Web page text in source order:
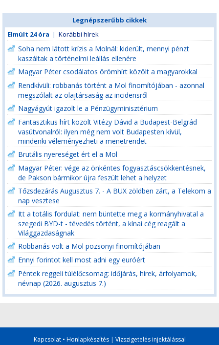
Legnépszerűbb cikkek
Elmúlt 24 óra | Korábbi hírek
Soha nem látott krízis a Molnál: kiderült, mennyi pénzt
kaszáltak a történelmi leállás ellenére
Magyar Péter csodálatos örömhírt közölt a magyarokkal
Rendkívüli: robbanás történt a Mol finomítójában - azonnal
megszólalt az olajtársaság az incidensről
Nagyágyút igazolt le a Pénzügyminisztérium
Fantasztikus hírt közölt Vitézy Dávid a Budapest-Belgrád
vasútvonalról: ilyen még nem volt Budapesten kívül,
mindenki véleményezheti a menetrendet
Brutális nyereséget ért el a Mol
Magyar Péter: vége az önkéntes fogyasztáscsökkentésnek,
de Pakson bármikor újra feszült lehet a helyzet
Tőzsdezárás Augusztus 7. - A BUX zöldben zárt, a Telekom a
nap vesztese
Itt a totális fordulat: nem büntette meg a kormányhivatal a
szegedi BYD-t - tévedés történt, a kínai cég reagált a
Világgazdaságnak
Robbanás volt a Mol pozsonyi finomítójában
Ennyi forintot kell most adni egy euróért
Péntek reggeli túlélőcsomag: időjárás, hírek, árfolyamok,
névnap (2026. augusztus 7.)
Kapcsolat• Honlapkészítés| Vízszigetelés injektálással